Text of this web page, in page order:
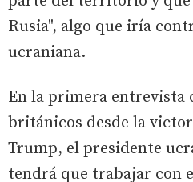
Rusia", algo que iría
ucraniana.
En la primera entrevista
británicos desde la
Trump, el presidente
tendrá que trabajar con